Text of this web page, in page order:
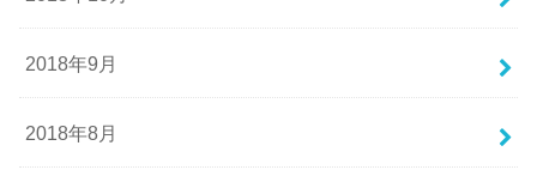
2018年9月
2018年8月